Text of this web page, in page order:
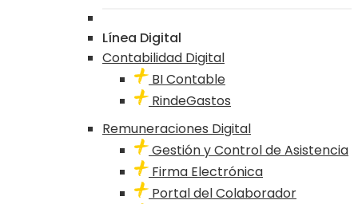
Línea Digital
Contabilidad Digital
BI Contable
RindeGastos
Remuneraciones Digital
Gestión y Control de Asistencia
Firma Electrónica
Portal del Colaborador